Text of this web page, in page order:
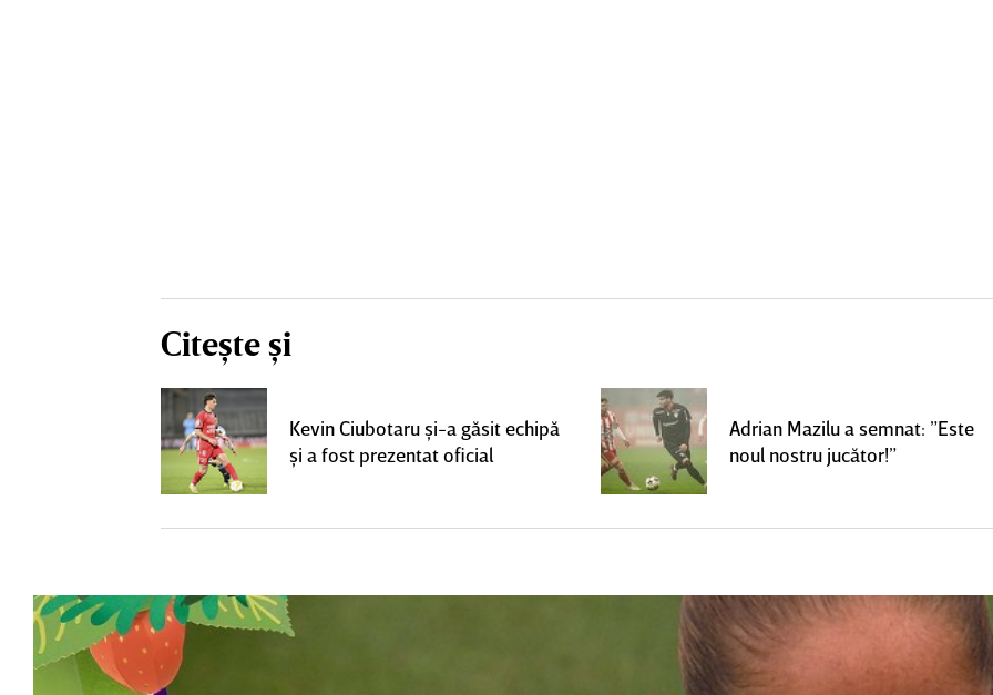
Citește și
Kevin Ciubotaru şi-a găsit echipă
şi a fost prezentat oficial
Adrian Mazilu a semnat: ”Este
noul nostru jucător!”